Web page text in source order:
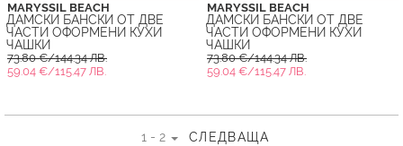
MARYSSIL BEACH
ДАМСКИ БАНСКИ ОТ ДВЕ
ЧАСТИ ОФОРМЕНИ КУХИ
ЧАШКИ
73.80 €/144.34 ЛВ.
59.04 €/115.47 ЛВ.
MARYSSIL BEACH
ДАМСКИ БАНСКИ ОТ ДВЕ
ЧАСТИ ОФОРМЕНИ КУХИ
ЧАШКИ
73.80 €/144.34 ЛВ.
59.04 €/115.47 ЛВ.
1 - 2 СЛЕДВАЩА